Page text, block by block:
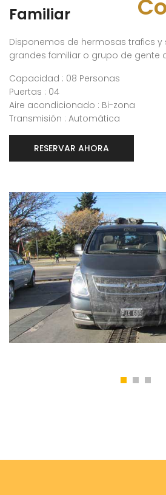
Familiar
Disponemos de hermosas trafics y
grandes familiar o grupo de gente
Capacidad : 08 Personas
Puertas : 04
Aire acondicionado : Bi-zona
Transmisión : Automática
RESERVAR AHORA